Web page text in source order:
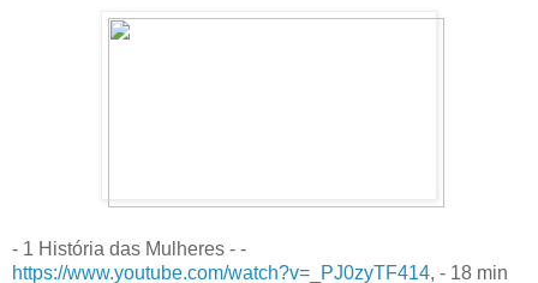
- 1 História das Mulheres - -
https://www.youtube.com/watch?v=_PJ0zyTF414, - 18 min